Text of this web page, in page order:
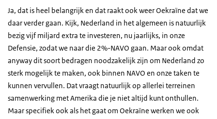
Ja, dat is heel belangrijk en dat raakt ook weer Oekraïne dat we
daar verder gaan. Kijk, Nederland in het algemeen is natuurlijk
bezig vijf miljard extra te investeren, nu jaarlijks, in onze
Defensie, zodat we naar die 2%-NAVO gaan. Maar ook omdat
anyway dit soort bedragen noodzakelijk zijn om Nederland zo
sterk mogelijk te maken, ook binnen NAVO en onze taken te
kunnen vervullen. Dat vraagt natuurlijk op allerlei terreinen
samenwerking met Amerika die je niet altijd kunt onthullen.
Maar specifiek ook als het gaat om Oekraïne werken we ook